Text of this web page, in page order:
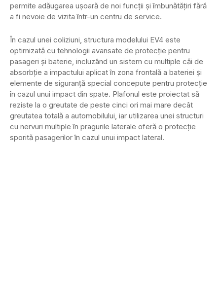
permite adăugarea ușoară de noi funcții și îmbunătățiri fără
a fi nevoie de vizita într-un centru de service.
În cazul unei coliziuni, structura modelului EV4 este
optimizată cu tehnologii avansate de protecție pentru
pasageri și baterie, incluzând un sistem cu multiple căi de
absorbție a impactului aplicat în zona frontală a bateriei și
elemente de siguranță special concepute pentru protecție
în cazul unui impact din spate. Plafonul este proiectat să
reziste la o greutate de peste cinci ori mai mare decât
greutatea totală a automobilului, iar utilizarea unei structuri
cu nervuri multiple în pragurile laterale oferă o protecție
sporită pasagerilor în cazul unui impact lateral.